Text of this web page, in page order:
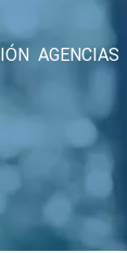
AGENCIAS